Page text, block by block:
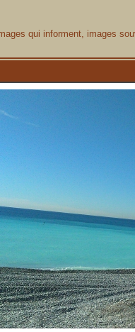
qui informent, images